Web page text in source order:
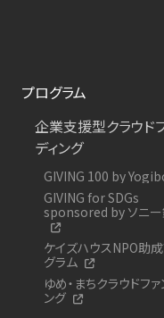
プログラム
企業支援型クラウド
ディング
GIVING 100 by
GIVING for SDGs
sponsored by ソニ
ケイズハウスNPO助
グラム
ゆめ・まちクラウドファ
ング